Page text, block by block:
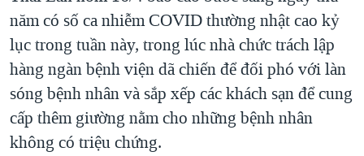
GIÁO DỤC
CÁC GIÁ TRỊ CỘNG HÒA Ở VIỆT NAM
THƯỢNG ĐỈNH TRUMP-KIM TẠI VIỆT NAM
TRỊNH VĨNH BÌNH VS. CHÍNH PHỦ VIỆT NAM
NGƯ DÂN VIỆT VÀ LÀN SÓNG TRỘM HẢI SÂM
BÊN KIA QUỐC LỘ: TIẾNG VỌNG TỪ NÔNG THÔN MỸ
năm có số ca nhiễm COVID thường nhật cao kỷ
lục trong tuần này, trong lúc nhà chức trách lập
hàng ngàn bệnh viện dã chiến để đối phó với làn
sóng bệnh nhân và sắp xếp các khách sạn để cung
cấp thêm giường nằm cho những bệnh nhân
không có triệu chứng.